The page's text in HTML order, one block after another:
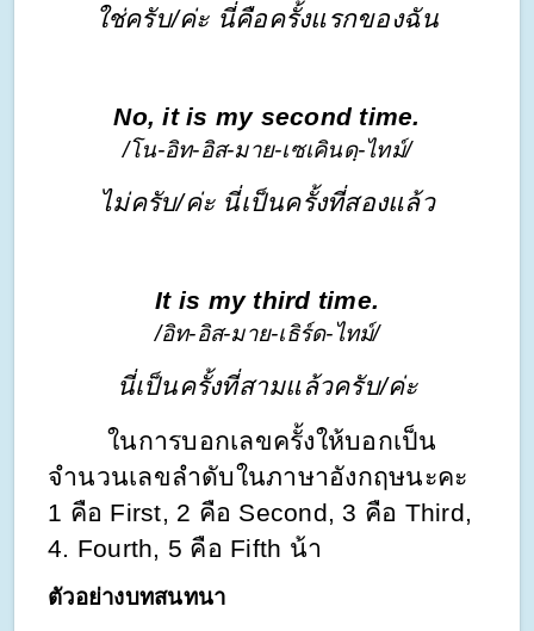
ใช่ครับ/ค่ะ นี่คือครั้งแรกของฉัน
No, it is my second time.
/โน-อิท-อิส-มาย-เซเคินดฺ-ไทม์/
ไม่ครับ/ค่ะ นี่เป็นครั้งที่สองแล้ว
It is my third time.
/อิท-อิส-มาย-เธิร์ด-ไทม์/
นี่เป็นครั้งที่สามแล้วครับ/ค่ะ
ในการบอกเลขครั้งให้บอกเป็น
จำนวนเลขลำดับในภาษาอังกฤษนะคะ
1 คือ First, 2 คือ Second, 3 คือ Third,
4. Fourth, 5 คือ Fifth น้า
ตัวอย่างบทสนทนา